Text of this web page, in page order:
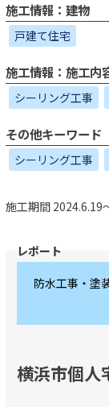
施工情報：建物
戸建て住宅
施工情報：施工内
シーリング工事
その他キーワード
シーリング工事
施工期間 2024.6.19
防水工事・塗
横浜市個